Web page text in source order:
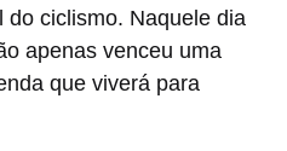
do ciclismo. Naquele dia
apenas venceu uma
que viverá para